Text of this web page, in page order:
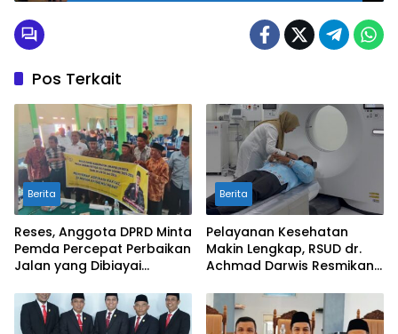
Pos Terkait
Berita
Reses, Anggota DPRD Minta
Pemda Percepat Perbaikan
Jalan yang Dibiayai
Berita
Pelayanan Kesehatan
Makin Lengkap, RSUD dr.
Achmad Darwis Resmikan